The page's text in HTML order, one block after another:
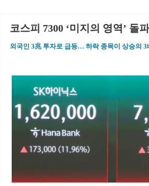
코스피 7300 ‘미지의 영역’
외국인 3兆 투자로 급등… 하락 종목이 상승의 3